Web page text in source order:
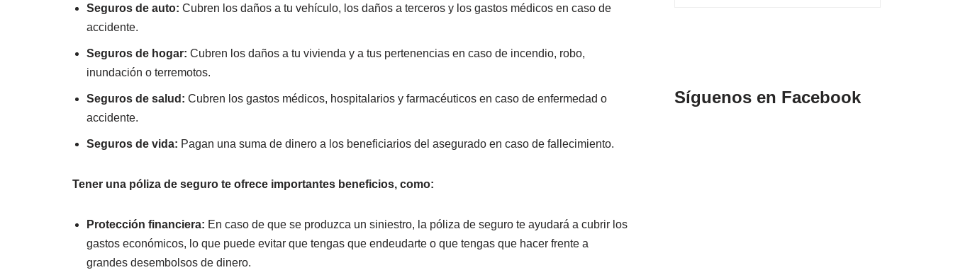
Seguros de auto: Cubren los daños a tu vehículo, los daños a terceros y los gastos médicos en caso de
accidente.
Seguros de hogar: Cubren los daños a tu vivienda y a tus pertenencias en caso de incendio, robo,
inundación o terremotos.
Seguros de salud: Cubren los gastos médicos, hospitalarios y farmacéuticos en caso de enfermedad o
accidente.
Seguros de vida: Pagan una suma de dinero a los beneficiarios del asegurado en caso de fallecimiento.
Tener una póliza de seguro te ofrece importantes beneficios, como:
Protección financiera: En caso de que se produzca un siniestro, la póliza de seguro te ayudará a cubrir los
gastos económicos, lo que puede evitar que tengas que endeudarte o que tengas que hacer frente a
grandes desembolsos de dinero.
Síguenos en Facebook